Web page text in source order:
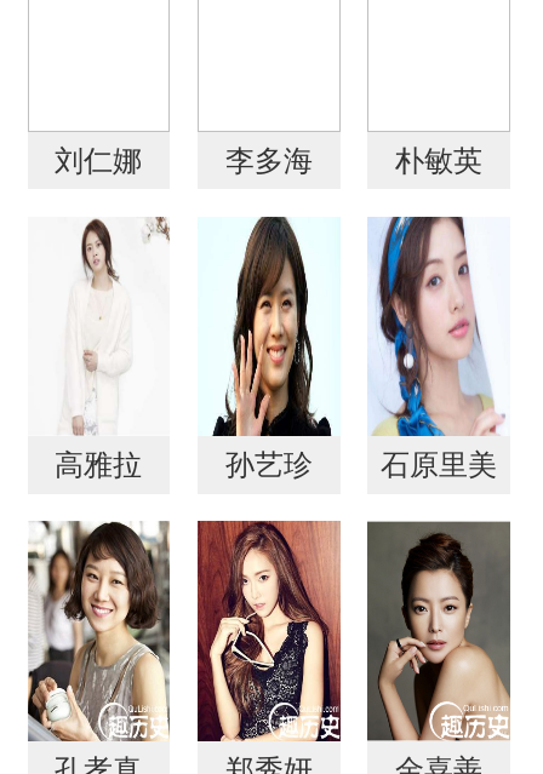
刘仁娜 李多海 朴敏英
高雅拉 孙艺珍 石原里美